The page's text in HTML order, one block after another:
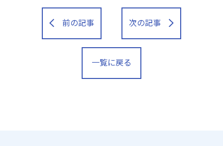
前の記事
一覧に戻る
次の記事